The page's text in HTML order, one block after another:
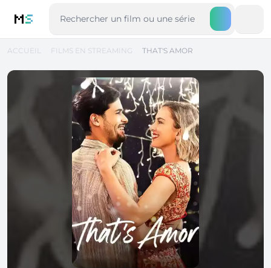
MS
ACCUEIL FILMS EN STREAMING THAT'S AMOR